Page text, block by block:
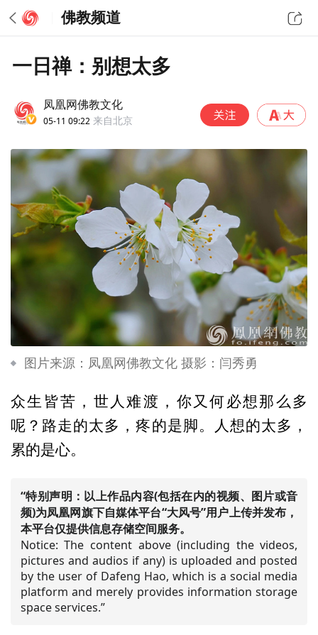
佛教频道
一日禅：别想太多
凤凰网佛教文化
05-11 09:22 来自北京
图片来源：凤凰网佛教文化 摄影：闫秀勇
众生皆苦，世人难渡，你又何必想那么多
呢？路走的太多，疼的是脚。人想的太多，
累的是心。
“特别声明：以上作品内容(包括在内的视频、图片或音
频)为凤凰网旗下自媒体平台“大风号”用户上传并发布，
本平台仅提供信息存储空间服务。
Notice: The content above (including the videos,
pictures and audios if any) is uploaded and posted
by the user of Dafeng Hao, which is a social media
platform and merely provides information storage
space services.”